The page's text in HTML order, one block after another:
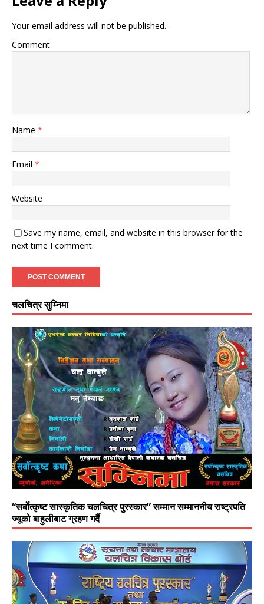
Your email address will not be published.
Comment
Name *
Email *
Website
Save my name, email, and website in this browser for the
next time I comment.
चलचित्र सुम्निमा
“सर्बोत्कृष्ट सास्कृतिक चलचित्र पुरस्कार” सम्मान सम्माननीय राष्ट्रपति
ज्यूको बाहुलीबाट ग्रहण गर्दै